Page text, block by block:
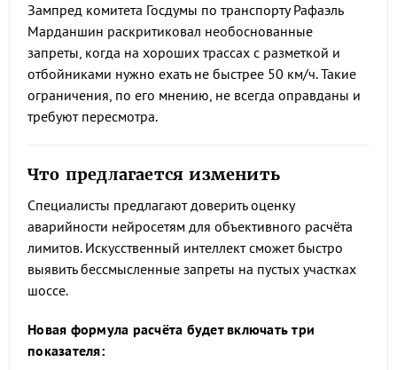
Зампред комитета Госдумы по транспорту Рафаэль
Марданшин раскритиковал необоснованные
запреты, когда на хороших трассах с разметкой и
отбойниками нужно ехать не быстрее 50 км/ч. Такие
ограничения, по его мнению, не всегда оправданы и
требуют пересмотра.
Что предлагается изменить
Специалисты предлагают доверить оценку
аварийности нейросетям для объективного расчёта
лимитов. Искусственный интеллект сможет быстро
выявить бессмысленные запреты на пустых участках
шоссе.
Новая формула расчёта будет включать три
показателя: